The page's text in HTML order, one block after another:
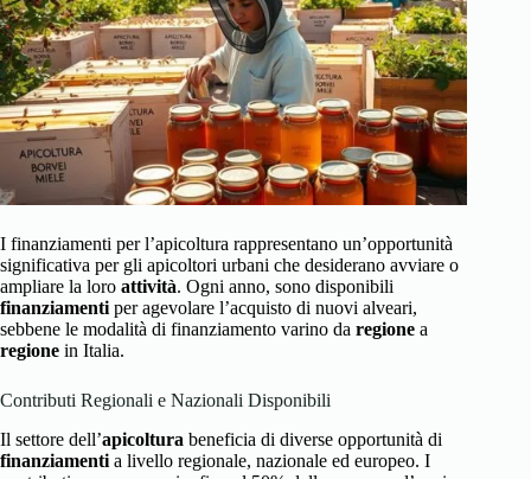
I finanziamenti per l’apicoltura rappresentano un’opportunità
significativa per gli apicoltori urbani che desiderano avviare o
ampliare la loro attività. Ogni anno, sono disponibili
finanziamenti per agevolare l’acquisto di nuovi alveari,
sebbene le modalità di finanziamento varino da regione a
regione in Italia.
Contributi Regionali e Nazionali Disponibili
Il settore dell’apicoltura beneficia di diverse opportunità di
finanziamenti a livello regionale, nazionale ed europeo. I